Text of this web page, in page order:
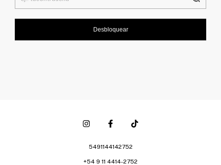
Desbloquear
5491144142752
+54 9 11 4414-2752